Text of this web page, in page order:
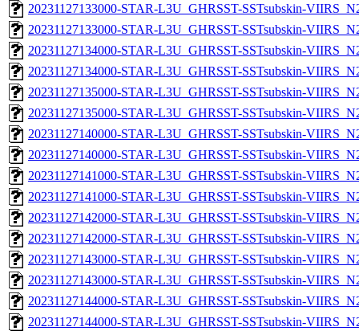
20231127133000-STAR-L3U_GHRSST-SSTsubskin-
20231127133000-STAR-L3U_GHRSST-SSTsubskin-
20231127134000-STAR-L3U_GHRSST-SSTsubskin-
20231127134000-STAR-L3U_GHRSST-SSTsubskin-
20231127135000-STAR-L3U_GHRSST-SSTsubskin-
20231127135000-STAR-L3U_GHRSST-SSTsubskin-
20231127140000-STAR-L3U_GHRSST-SSTsubskin-
20231127140000-STAR-L3U_GHRSST-SSTsubskin-
20231127141000-STAR-L3U_GHRSST-SSTsubskin-
20231127141000-STAR-L3U_GHRSST-SSTsubskin-
20231127142000-STAR-L3U_GHRSST-SSTsubskin-
20231127142000-STAR-L3U_GHRSST-SSTsubskin-
20231127143000-STAR-L3U_GHRSST-SSTsubskin-
20231127143000-STAR-L3U_GHRSST-SSTsubskin-
20231127144000-STAR-L3U_GHRSST-SSTsubskin-
20231127144000-STAR-L3U_GHRSST-SSTsubskin-